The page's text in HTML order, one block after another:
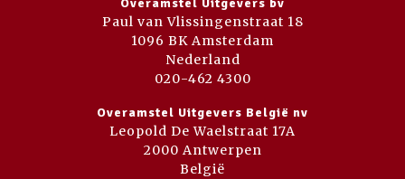
Overamstel Uitgevers bv
Paul van Vlissingenstraat 18
1096 BK Amsterdam
Nederland
020-462 4300
Overamstel Uitgevers België nv
Leopold De Waelstraat 17A
2000 Antwerpen
België